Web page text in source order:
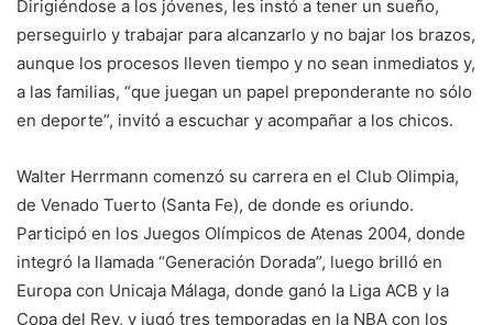
Dirigiéndose a los jóvenes, les instó a tener un sueño,
perseguirlo y trabajar para alcanzarlo y no bajar los brazos,
aunque los procesos lleven tiempo y no sean inmediatos y,
a las familias, “que juegan un papel preponderante no sólo
en deporte”, invitó a escuchar y acompañar a los chicos.
Walter Herrmann comenzó su carrera en el Club Olimpia,
de Venado Tuerto (Santa Fe), de donde es oriundo.
Participó en los Juegos Olímpicos de Atenas 2004, donde
integró la llamada “Generación Dorada”, luego brilló en
Europa con Unicaja Málaga, donde ganó la Liga ACB y la
Copa del Rey, y jugó tres temporadas en la NBA con los